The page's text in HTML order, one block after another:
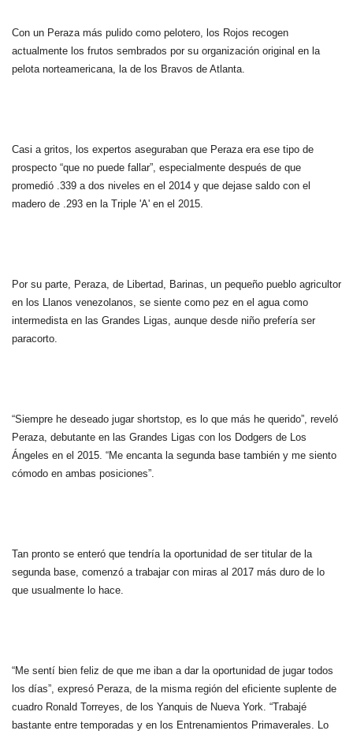
Con un Peraza más pulido como pelotero, los Rojos recogen
actualmente los frutos sembrados por su organización original en la
pelota norteamericana, la de los Bravos de Atlanta.
Casi a gritos, los expertos aseguraban que Peraza era ese tipo de
prospecto “que no puede fallar”, especialmente después de que
promedió .339 a dos niveles en el 2014 y que dejase saldo con el
madero de .293 en la Triple 'A' en el 2015.
Por su parte, Peraza, de Libertad, Barinas, un pequeño pueblo agricultor
en los Llanos venezolanos, se siente como pez en el agua como
intermedista en las Grandes Ligas, aunque desde niño prefería ser
paracorto.
“Siempre he deseado jugar shortstop, es lo que más he querido”, reveló
Peraza, debutante en las Grandes Ligas con los Dodgers de Los
Ángeles en el 2015. “Me encanta la segunda base también y me siento
cómodo en ambas posiciones”.
Tan pronto se enteró que tendría la oportunidad de ser titular de la
segunda base, comenzó a trabajar con miras al 2017 más duro de lo
que usualmente lo hace.
“Me sentí bien feliz de que me iban a dar la oportunidad de jugar todos
los días”, expresó Peraza, de la misma región del eficiente suplente de
cuadro Ronald Torreyes, de los Yanquis de Nueva York. “Trabajé
bastante entre temporadas y en los Entrenamientos Primaverales. Lo